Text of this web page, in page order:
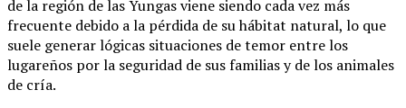
de la región de las Yungas viene siendo cada vez más
frecuente debido a la pérdida de su hábitat natural, lo que
suele generar lógicas situaciones de temor entre los
lugareños por la seguridad de sus familias y de los animales
de cría.